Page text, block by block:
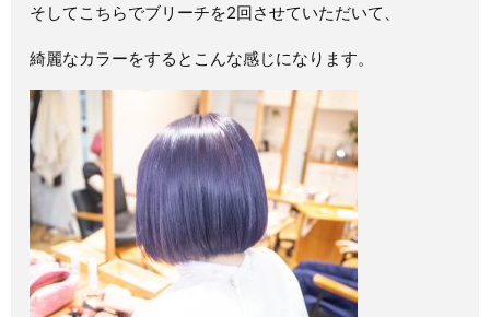
そしてこちらでブリーチを2回させていただいて、
綺麗なカラーをするとこんな感じになります。